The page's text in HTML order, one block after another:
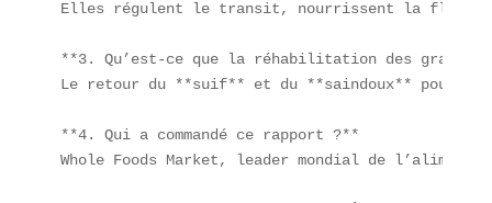
Elles régulent le transit, nourrissent la flore
**3. Qu’est-ce que la réhabilitation des
Le retour du **suif** et du **saindoux** pour
**4. Qui a commandé ce rapport ?**
Whole Foods Market, leader mondial de